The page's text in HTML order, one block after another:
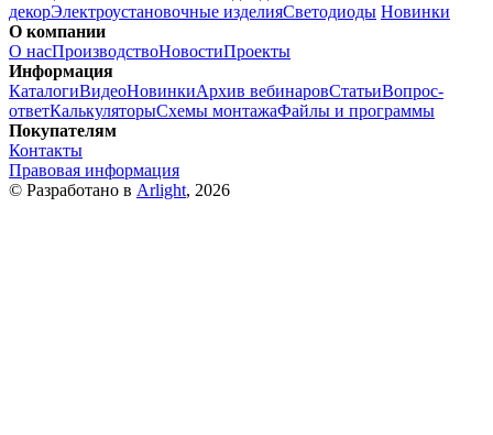
декорЭлектроустановочные изделияСветодиоды Новинки
О компании
О насПроизводствоНовостиПроекты
Информация
КаталогиВидеоНовинкиАрхив вебинаровСтатьиВопрос-
ответКалькуляторыСхемы монтажаФайлы и программы
Покупателям
Контакты
Правовая информация
© Разработано в Arlight, 2026